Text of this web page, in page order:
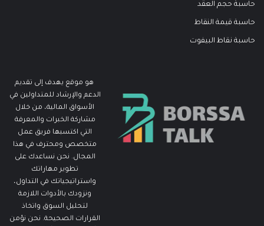
حاسبة حجم العقد
حاسبة قيمة النقاط
حاسبة نقاط البيفوت
هو موقع يهدف إلى تقديم
الدعم والإرشاد للمتداولين في
الأسواق المالية، من خلال
مشاركة الخبرات والمعرفة
التي اكتسبها فريق عمل
متخصص ومحترف في هذا
المجال. نحن نساعدك على
تطوير مهاراتك
واستراتيجياتك في التداول،
ونزودك بالأدوات اللازمة
لتحليل السوق واتخاذ
القرارات الصحيحة. نحن نؤمن